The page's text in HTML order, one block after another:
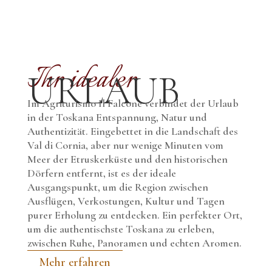
Ihr idealer
URLAUB
Im Agriturismo Il Falcone verbindet der Urlaub
in der Toskana Entspannung, Natur und
Authentizität. Eingebettet in die Landschaft des
Val di Cornia, aber nur wenige Minuten vom
Meer der Etruskerküste und den historischen
Dörfern entfernt, ist es der ideale
Ausgangspunkt, um die Region zwischen
Ausflügen, Verkostungen, Kultur und Tagen
purer Erholung zu entdecken. Ein perfekter Ort,
um die authentischste Toskana zu erleben,
zwischen Ruhe, Panoramen und echten Aromen.
Mehr erfahren